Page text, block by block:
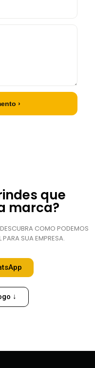
›
que
marca?
COMO PODEMOS
SUA EMPRESA.
↓